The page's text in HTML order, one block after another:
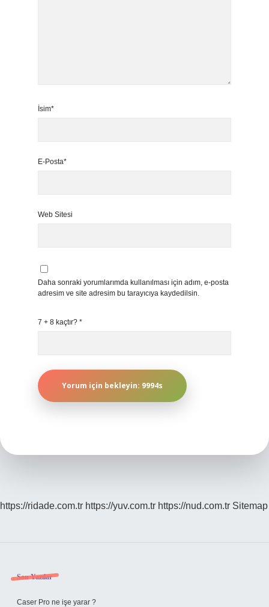
İsim*
E-Posta*
Web Sitesi
Daha sonraki yorumlarımda kullanılması için adım, e-posta
adresim ve site adresim bu tarayıcıya kaydedilsin.
7 + 8 kaçtır? *
https://ridade.com.tr https://yuv.com.tr https://nud.com.tr Sitemap
Sidebar
Son Yazılar
Caser Pro ne işe yarar ?